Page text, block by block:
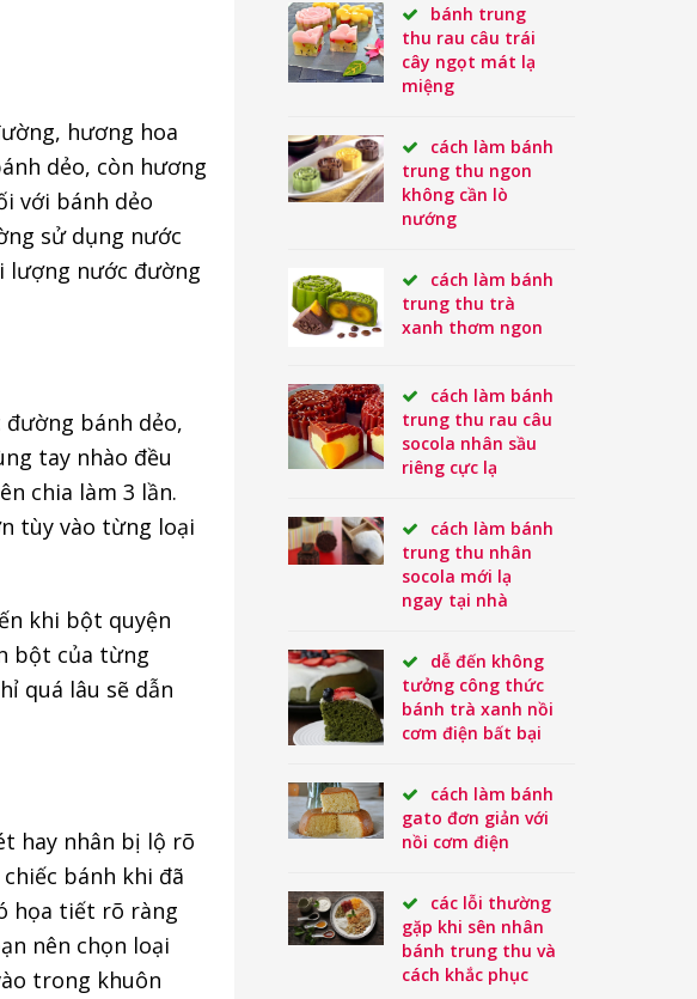
hương hoa
dẻo, còn hương
với bánh dẻo
sử dụng nước
lượng nước đường
bánh dẻo,
tay nhào đều
chia làm 3 lần.
tùy vào từng loại
khi bột quyện
bột của từng
quá lâu sẽ dẫn
hay nhân bị lộ rõ
bánh khi đã
họa tiết rõ ràng
nên chọn loại
trong khuôn
bánh trung
thu rau câu trái
cây ngọt mát lạ
miệng
cách làm bánh
trung thu ngon
không cần lò
nướng
cách làm bánh
trung thu trà
xanh thơm ngon
cách làm bánh
trung thu rau câu
socola nhân sầu
riêng cực lạ
cách làm bánh
trung thu nhân
socola mới lạ
ngay tại nhà
dễ đến không
tưởng công thức
bánh trà xanh nồi
cơm điện bất bại
cách làm bánh
gato đơn giản với
nồi cơm điện
các lỗi thường
gặp khi sên nhân
bánh trung thu và
cách khắc phục